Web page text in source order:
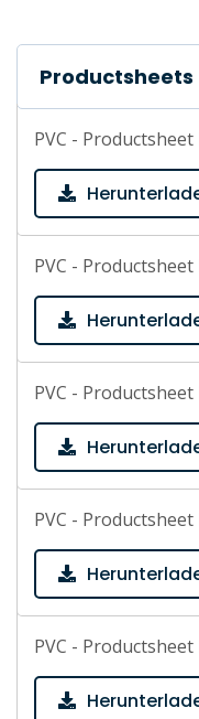
Productsheets
PVC - Productsheet
PVC - Productsheet
PVC - Productsheet
PVC - Productsheet
PVC - Productsheet